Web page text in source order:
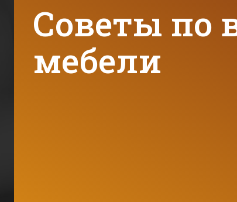
Советы по
мебели